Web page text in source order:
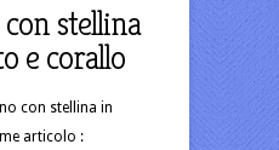
stellina
e corallo
con stellina in
articolo :